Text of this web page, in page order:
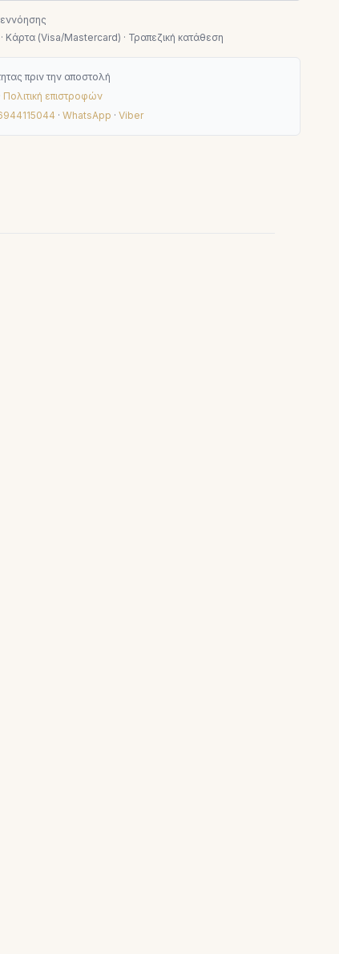
Κάρτα (Visa/Mastercard) · Τραπεζική κατάθεση
πριν την αποστολή
Πολιτική επιστροφών
· WhatsApp · Viber